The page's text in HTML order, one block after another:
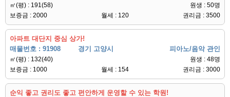
㎡(평) : 191(58)
원생 : 50명
보증금 : 2000
월세 : 120 권리금 : 3500
아파트 대단지 중심 상가!
매물번호 : 91908
경기 고양시 피아노/음악 관인
㎡(평) : 132(40)
원생 : 48명
보증금 : 1000
월세 : 154 권리금 : 3000
순익 좋고 권리도 좋고 편안하게 운영할 수 있는 학원!